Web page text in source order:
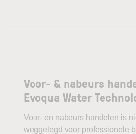
Voor- & nabeurs
Evoqua Water
Voor- en nabeurs handelen is
weggelegd voor professionele